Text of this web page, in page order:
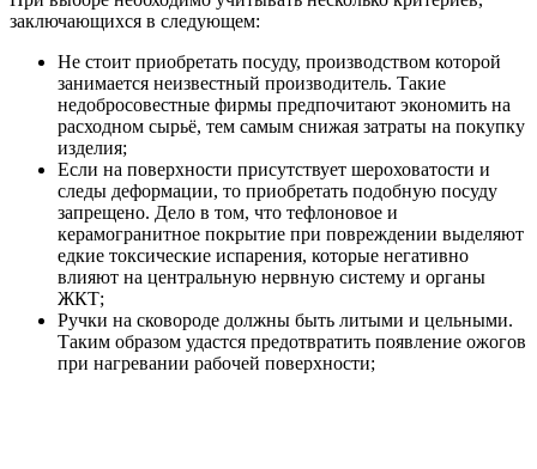
заключающихся в следующем:
Не стоит приобретать посуду, производством которой
занимается неизвестный производитель. Такие
недобросовестные фирмы предпочитают экономить на
расходном сырьё, тем самым снижая затраты на покупку
изделия;
Если на поверхности присутствует шероховатости и
следы деформации, то приобретать подобную посуду
запрещено. Дело в том, что тефлоновое и
керамогранитное покрытие при повреждении выделяют
едкие токсические испарения, которые негативно
влияют на центральную нервную систему и органы
ЖКТ;
Ручки на сковороде должны быть литыми и цельными.
Таким образом удастся предотвратить появление ожогов
при нагревании рабочей поверхности;